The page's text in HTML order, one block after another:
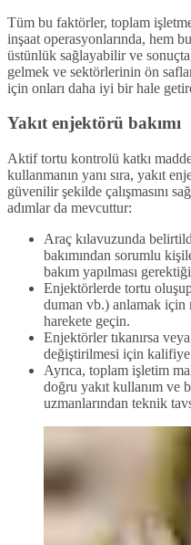
Tüm bu faktörler, toplam
inşaat operasyonlarında, hem
üstünlük sağlayabilir ve
gelmek ve sektörlerinin ön
için onları daha iyi bir hale
Yakıt enjektörü bakımı
Aktif tortu kontrolü katkı
kullanmanın yanı sıra, yakıt
güvenilir şekilde çalışmasını
adımlar da mevcuttur:
Araç kılavuzunda
bakımından sorumlu
bakım yapılması
Enjektörlerde tortu
duman vb.) anlamak için
harekete geçin.
Enjektörler tıkanırsa
değiştirilmesi için kalifiye
Ayrıca, toplam işletim
doğru yakıt kullanım ve
uzmanlarından teknik